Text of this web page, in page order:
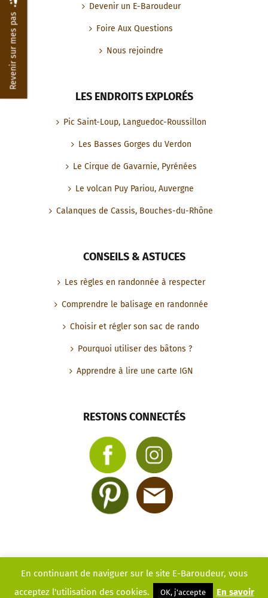
Revenir sur mes pas
Devenir un E-Baroudeur
Foire Aux Questions
Nous rejoindre
LES ENDROITS EXPLORÉS
Pic Saint-Loup, Languedoc-Roussillon
Les Basses Gorges du Verdon
Le Cirque de Gavarnie, Pyrénées
Le volcan Puy Pariou, Auvergne
Calanques de Cassis, Bouches-du-Rhône
CONSEILS & ASTUCES
Les règles en randonnée à respecter
Comprendre le balisage en randonnée
Choisir et régler son sac de rando
Pourquoi utiliser des bâtons ?
Apprendre à lire une carte IGN
RESTONS CONNECTÉS
© Copyright 2026 | E-baroudeur |Mentions légales
En continuant de naviguer sur le site E-Baroudeur, vous
acceptez l'utilisation des cookies.
OK, j'accepte En savoir